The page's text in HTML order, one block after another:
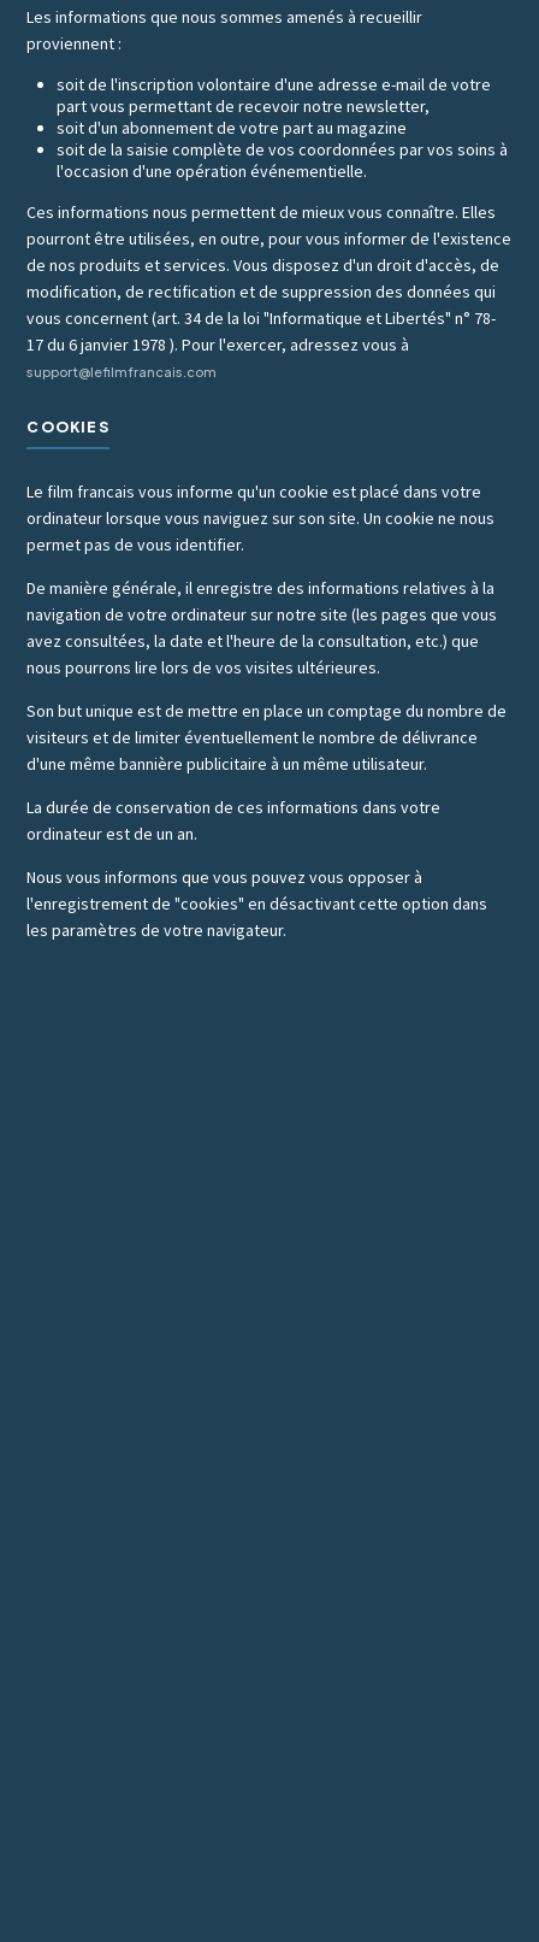
Les informations que nous sommes amenés à recueillir
proviennent :
soit de l'inscription volontaire d'une adresse e-mail de votre
part vous permettant de recevoir notre newsletter,
soit d'un abonnement de votre part au magazine
soit de la saisie complète de vos coordonnées par vos soins à
l'occasion d'une opération événementielle.
Ces informations nous permettent de mieux vous connaître. Elles
pourront être utilisées, en outre, pour vous informer de l'existence
de nos produits et services. Vous disposez d'un droit d'accès, de
modification, de rectification et de suppression des données qui
vous concernent (art. 34 de la loi "Informatique et Libertés" n° 78-
17 du 6 janvier 1978 ). Pour l'exercer, adressez vous à
support@lefilmfrancais.com
COOKIES
Le film francais vous informe qu'un cookie est placé dans votre
ordinateur lorsque vous naviguez sur son site. Un cookie ne nous
permet pas de vous identifier.
De manière générale, il enregistre des informations relatives à la
navigation de votre ordinateur sur notre site (les pages que vous
avez consultées, la date et l'heure de la consultation, etc.) que
nous pourrons lire lors de vos visites ultérieures.
Son but unique est de mettre en place un comptage du nombre de
visiteurs et de limiter éventuellement le nombre de délivrance
d'une même bannière publicitaire à un même utilisateur.
La durée de conservation de ces informations dans votre
ordinateur est de un an.
Nous vous informons que vous pouvez vous opposer à
l'enregistrement de "cookies" en désactivant cette option dans
les paramètres de votre navigateur.